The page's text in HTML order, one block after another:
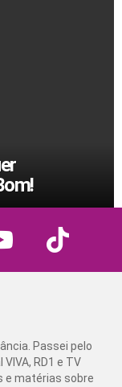
youtube tiktok
Passei pelo
RD1 e TV
e matérias sobre